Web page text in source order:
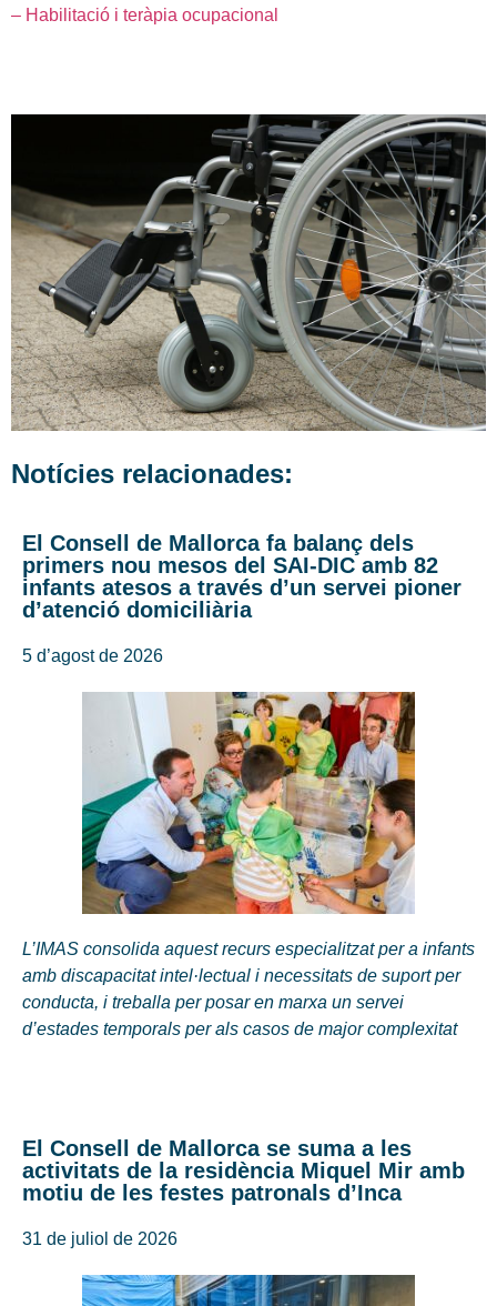
– Habilitació i teràpia ocupacional
Notícies relacionades:
El Consell de Mallorca fa balanç dels
primers nou mesos del SAI-DIC amb 82
infants atesos a través d’un servei pioner
d’atenció domiciliària
5 d’agost de 2026
L’IMAS consolida aquest recurs especialitzat per a infants
amb discapacitat intel·lectual i necessitats de suport per
conducta, i treballa per posar en marxa un servei
d’estades temporals per als casos de major complexitat
El Consell de Mallorca se suma a les
activitats de la residència Miquel Mir amb
motiu de les festes patronals d’Inca
31 de juliol de 2026